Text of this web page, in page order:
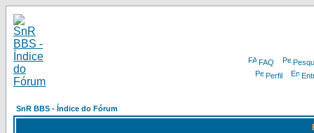
FAQ
Perfil
SnR BBS - Índice do Fórum